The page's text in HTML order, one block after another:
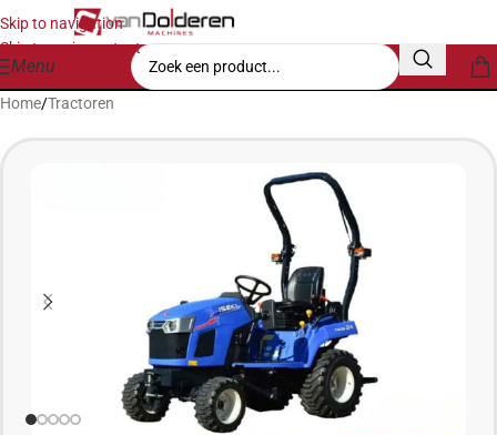
Skip to navigation
Skip to main content
Menu
Home/Tractoren